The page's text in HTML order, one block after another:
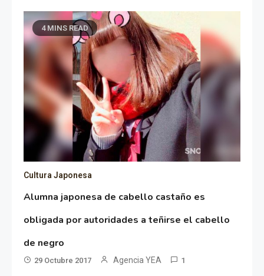
4 MINS READ
Cultura Japonesa
Alumna japonesa de cabello castaño es
obligada por autoridades a teñirse el cabello
de negro
29 Octubre 2017 Agencia YEA 1